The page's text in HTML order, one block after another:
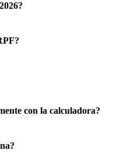
con la calculadora?